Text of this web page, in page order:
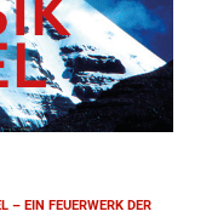
EIN FEUERWERK DER